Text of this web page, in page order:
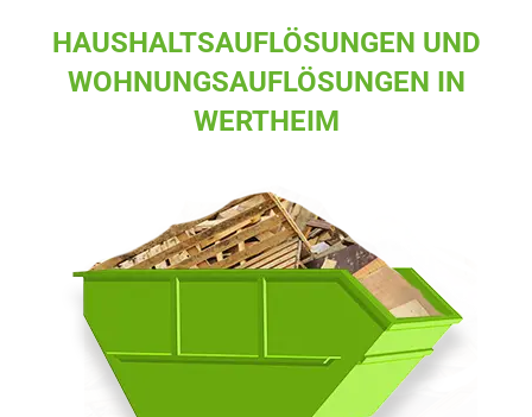
HAUSHALTSAUFLÖSUNGEN UND
WOHNUNGSAUFLÖSUNGEN IN
WERTHEIM